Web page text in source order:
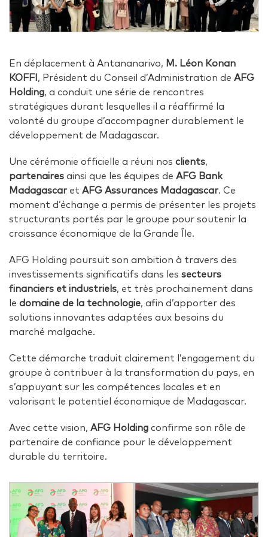
En déplacement à Antananarivo, M. Léon Konan
KOFFI , Président du Conseil d’Administration de AFG
Holding, a conduit une série de rencontres
stratégiques durant lesquelles il a réaffirmé la
volonté du groupe d’accompagner durablement le
développement de Madagascar.
Une cérémonie officielle a réuni nos clients,
partenaires ainsi que les équipes de AFG Bank
Madagascaret AFG Assurances Madagascar. Ce
moment d’échange a permis de présenter les projets
structurants portés par le groupe pour soutenir la
croissance économique de la Grande Île.
AFG Holding poursuit son ambition à travers des
investissements significatifs dans les secteurs
financiers et industriels, et très prochainement dans
le domaine de la technologie, afin d’apporter des
solutions innovantes adaptées aux besoins du
marché malgache.
Cette démarche traduit clairement l’engagement du
groupe à contribuer à la transformation du pays, en
s’appuyant sur les compétences locales et en
valorisant le potentiel économique de Madagascar.
Avec cette vision, AFG Holding confirme son rôle de
partenaire de confiance pour le développement
durable du territoire.